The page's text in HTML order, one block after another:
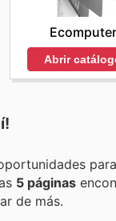
Ecomputer
Abrir
Encuentra las
5 páginas
de más.